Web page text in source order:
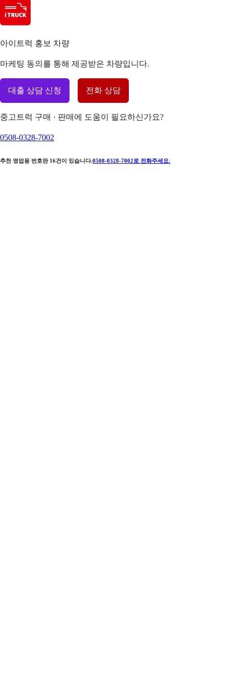
아이트럭 홍보 차량
마케팅 동의를 통해 제공받은 차량입니다.
대출 상담 신청 전화 상담
중고트럭 구매 · 판매에 도움이 필요하신가요?
0508-0328-7002
추천 영업용 번호판 16건이 있습니다.0508-0328-7002 로 전화주세요.